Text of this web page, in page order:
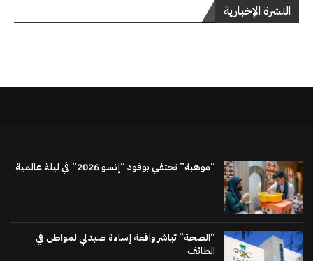
النشرة الإخبارية
“موهبة” تحتفي بوفود “إنسو 2026” في ليلة عالمية
“الصحة” تباشر واقعة إساءة صيدلي لمواطن في
الطائف